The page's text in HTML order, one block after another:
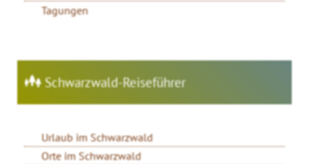
Tagungen
Schwarzwald-Reiseführer
Urlaub im Schwarzwald
Orte im Schwarzwald